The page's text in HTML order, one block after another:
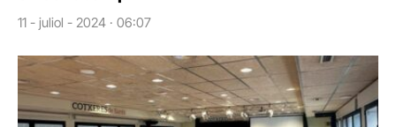
11 - juliol - 2024 · 06:07